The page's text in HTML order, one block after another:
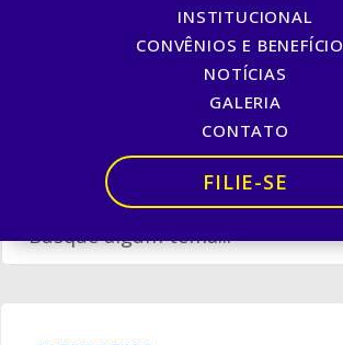
INSTITUCIONAL
CONVÊNIOS E
NOTÍCIAS
GALERIA
CONTATO
FILIE-SE
SEXTA BÁSICA – II
SEXTA BÁSICA – II EDIÇÃO